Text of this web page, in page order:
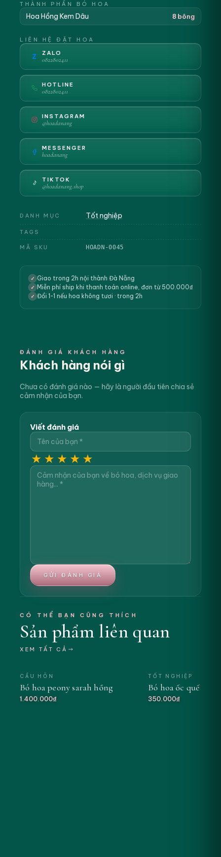
THÀNH PHẦN BÓ HOA
Hoa Hồng Kem Dâu 8 bông
LIÊN HỆ ĐẶT HOA
Z ZALO
0822802411
HOTLINE
0822802411
INSTAGRAM
@hoadanang
MESSENGER
hoadanang
TIKTOK
@hoadanang.shop
DANH MỤC Tốt nghiệp
TAGS
MÃ SKU HOADN-0045
✓ Giao trong 2h nội thành Đà Nẵng
✓ Miễn phí ship khi thanh toán online, đơn từ 500.000₫
✓ Đổi 1-1 nếu hoa không tươi · trong 2h
ĐÁNH GIÁ KHÁCH HÀNG
Khách hàng nói gì
Chưa có đánh giá nào — hãy là người đầu tiên chia sẻ
cảm nhận của bạn.
Viết đánh giá
★ ★ ★ ★ ★
GỬI ĐÁNH GIÁ
CÓ THỂ BẠN CŨNG THÍCH
Sản phẩm liên quan
XEM TẤT CẢ
MỚI
CẦU HÔN
Bó hoa peony sarah hồng
1.400.000₫
TỐT NGHIỆP
Bó hoa ốc quế
350.000₫